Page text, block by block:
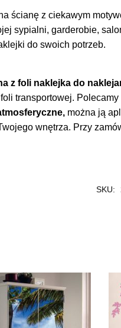
ścianę z ciekawym
sypialni, garderobie,
do swoich potrzeb.
z foli naklejka do
transportowej.
można ją
wnętrza. Przy
SKU: